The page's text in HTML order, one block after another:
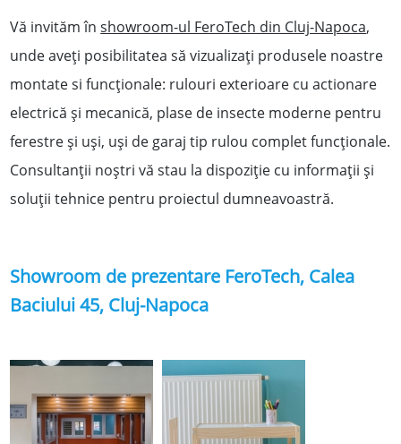
Vă invităm înshowroom-ul FeroTech din Cluj-Napoca,
unde aveţi posibilitatea să vizualizaţi produsele noastre
montate si funcţionale: rulouri exterioare cu actionare
electrică şi mecanică, plase de insecte moderne pentru
ferestre şi uşi, uşi de garaj tip rulou complet funcţionale.
Consultanţii noştri vă stau la dispoziţie cu informaţii şi
soluţii tehnice pentru proiectul dumneavoastră.
Showroom de prezentare FeroTech, Calea
Baciului 45, Cluj-Napoca